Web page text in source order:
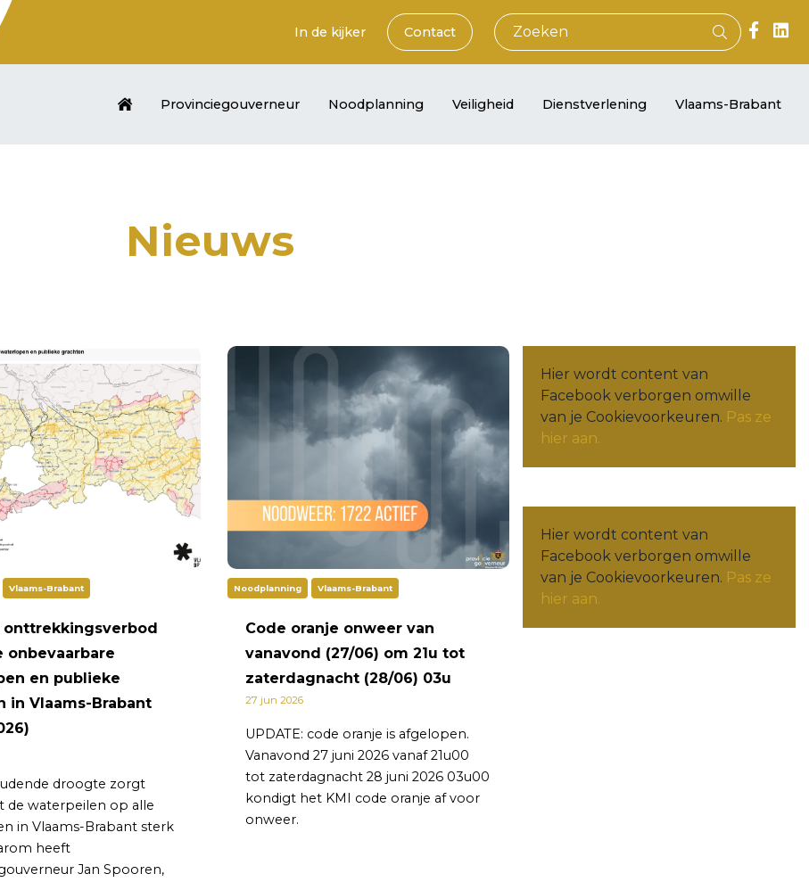
In de kijker Contact
Provinciegouverneur Noodplanning Veiligheid Dienstverlening Vlaams-Brabant
Nieuws
Vlaams-Brabant
onbevaarbare
en publieke
in Vlaams-Brabant
droogte zorgt
de waterpeilen op alle
in Vlaams-Brabant sterk
heeft
Jan Spooren,
Noodplanning Vlaams-Brabant
Code oranje onweer van
vanavond (27/06) om 21u tot
zaterdagnacht (28/06) 03u
27 jun 2026
UPDATE: code oranje is afgelopen.
Vanavond 27 juni 2026 vanaf 21u00
tot zaterdagnacht 28 juni 2026 03u00
kondigt het KMI code oranje af voor
onweer.
Hier wordt content van
Facebook verborgen omwille
van je Cookievoorkeuren. Pas ze
hier aan.
Hier wordt content van
Facebook verborgen omwille
van je Cookievoorkeuren. Pas ze
hier aan.